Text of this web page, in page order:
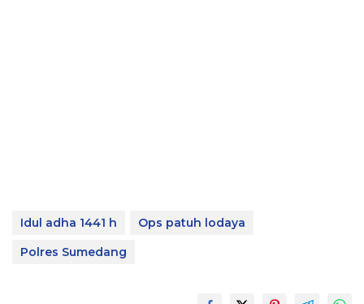
Idul adha 1441 h
Ops patuh lodaya
Polres Sumedang